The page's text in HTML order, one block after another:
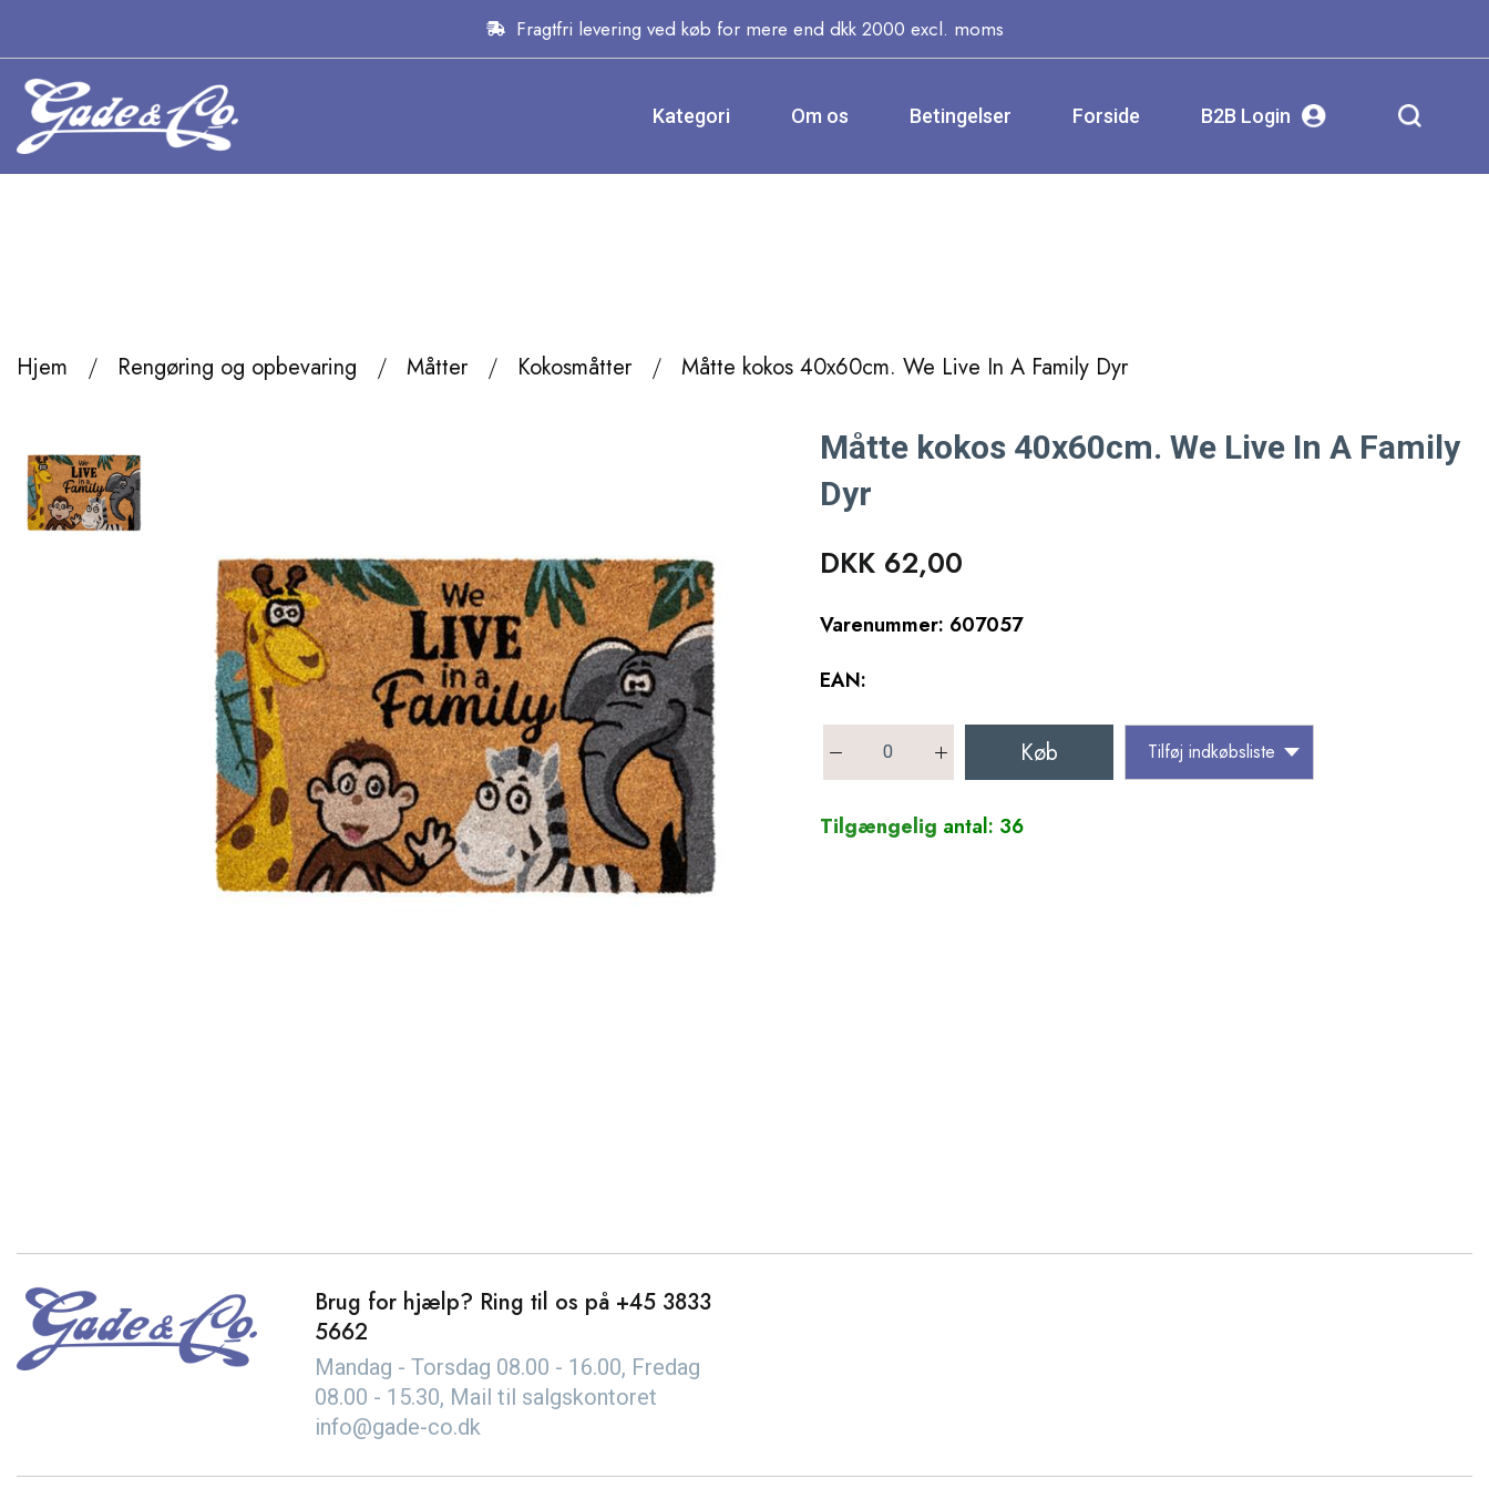
Fragtfri levering ved køb for mere end dkk 2000 excl. moms
Kategori Om os Betingelser Forside B2B Login
Hjem Rengøring og opbevaring Måtter Kokosmåtter Måtte kokos 40x60cm. We Live In A Family Dyr
Måtte kokos 40x60cm. We Live In A Family
Dyr
DKK 62,00
Varenummer: 607057
EAN:
Køb Tilføj indkøbsliste
Tilgængelig antal: 36
Brug for hjælp? Ring til os på +45 3833
5662
Mandag - Torsdag 08.00 - 16.00, Fredag
08.00 - 15.30, Mail til salgskontoret
info@gade-co.dk